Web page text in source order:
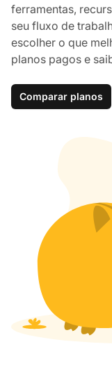
ferramentas,
seu fluxo de
escolher o que
planos pagos e
Comparar planos